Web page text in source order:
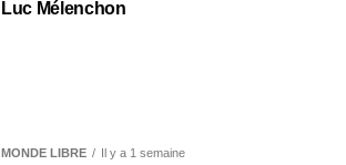
Luc Mélenchon
MONDE LIBRE Il y a 1 semaine